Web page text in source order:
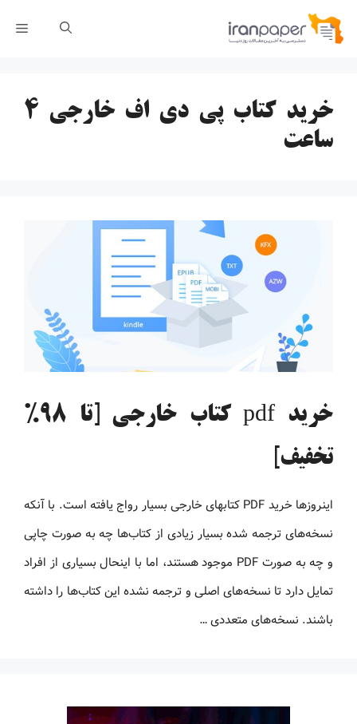
پرش
خرید کتاب پی دی اف خارجی ۴
ساعت
خرید pdf کتاب خارجی [تا 98%
تخفیف]
اینروزها خرید PDF کتاب‎های خارجی بسیار رواج یافته است. با آنکه
نسخه‌های ترجمه شده بسیار زیادی از کتاب‌ها چه به صورت چاپی
و چه به صورت PDF موجود هستند، اما با اینحال بسیاری از افراد
تمایل دارد تا نسخه‌های اصلی و ترجمه نشده این کتاب‌ها را داشته
باشند. نسخه‌های متعددی …